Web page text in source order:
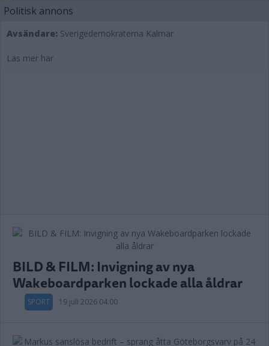
Politisk annons
Avsändare: Sverigedemokraterna Kalmar
Läs mer här
BILD & FILM: Invigning av nya
Wakeboardparken lockade alla åldrar
SPORT 19 juli 2026 04.00